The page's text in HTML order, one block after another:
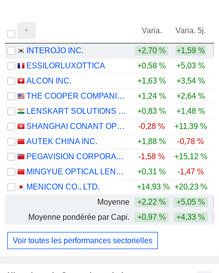
Varia. Varia. 5j.
INTEROJO INC. +2,70 % +1,59 %
ESSILORLUXOTTICA
+0,58 % +5,03 %
ALCON INC.
+1,63 % +3,54 %
THE COOPER COMPANIES, INC.
+1,24 % +2,64 %
LENSKART SOLUTIONS LIMITED
+0,83 %
+1,48 %
SHANGHAI CONANT OPTICAL CO., LTD.
-0,28 % +11,39 %
AUTEK CHINA INC.
+1,88 % -0,78 %
PEGAVISION CORPORATION
-1,58 % +15,12 %
MINGYUE OPTICAL LENS CO.,LTD.
+0,31 % -1,47 %
MENICON CO., LTD.
+14,93 % +20,23 %
Moyenne
+2,22 % +5,05 %
Moyenne pondérée par Capi.
+0,97 % +4,33 %
Voir toutes les performances sectorielles